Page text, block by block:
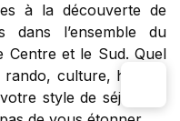
à la découverte de
l’ensemble du
Centre et le Sud. Quel
culture, histoire
style de séjour, le